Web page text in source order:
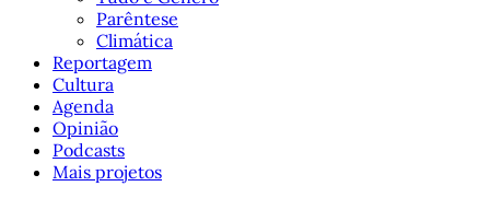
Parêntese
Climática
Reportagem
Cultura
Agenda
Opinião
Podcasts
Mais projetos